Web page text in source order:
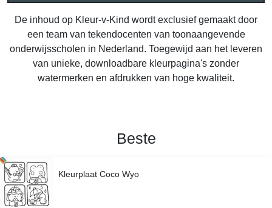
De inhoud op Kleur-v-Kind wordt exclusief gemaakt door
een team van tekendocenten van toonaangevende
onderwijsscholen in Nederland. Toegewijd aan het leveren
van unieke, downloadbare kleurpagina's zonder
watermerken en afdrukken van hoge kwaliteit.
Beste
Kleurplaat Coco Wyo